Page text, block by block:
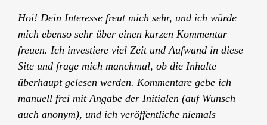
Hoi! Dein Interesse freut mich sehr, und ich würde
mich ebenso sehr über einen kurzen Kommentar
freuen. Ich investiere viel Zeit und Aufwand in diese
Site und frage mich manchmal, ob die Inhalte
überhaupt gelesen werden. Kommentare gebe ich
manuell frei mit Angabe der Initialen (auf Wunsch
auch anonym), und ich veröffentliche niemals